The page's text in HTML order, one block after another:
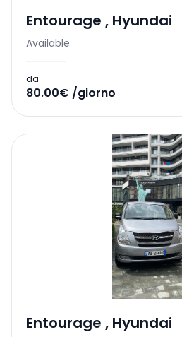
Entourage , Hyundai
Available
da
80.00€ /giorno
Entourage , Hyundai